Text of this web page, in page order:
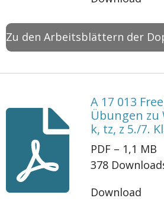
Zu den Arbeitsblättern der
A 17 013
Übungen zu
k, tz, z 5./7.
PDF – 1,1 MB
378
Download